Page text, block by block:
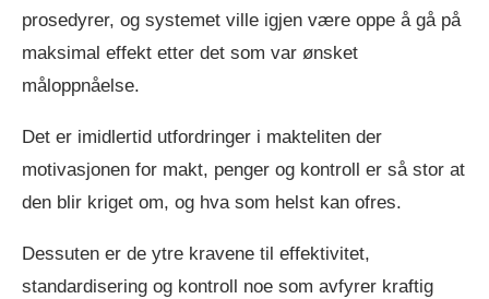
prosedyrer, og systemet ville igjen være oppe å gå på
maksimal effekt etter det som var ønsket
måloppnåelse.
Det er imidlertid utfordringer i makteliten der
motivasjonen for makt, penger og kontroll er så stor at
den blir kriget om, og hva som helst kan ofres.
Dessuten er de ytre kravene til effektivitet,
standardisering og kontroll noe som avfyrer kraftig